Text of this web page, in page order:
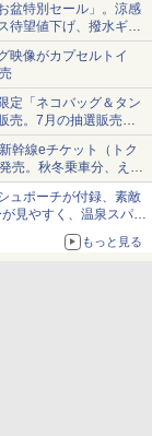
盆特別セール」。涼感
待望値下げ、撥水ギア
映像がカプセルトイ
定「ネコバッグ＆タン
売。7月の抽選販売の
幹線eチケット（トク
売。秋冬乗車分、えき
ュポーチが付録、素敵
見やすく、温泉スパに
もっと見る